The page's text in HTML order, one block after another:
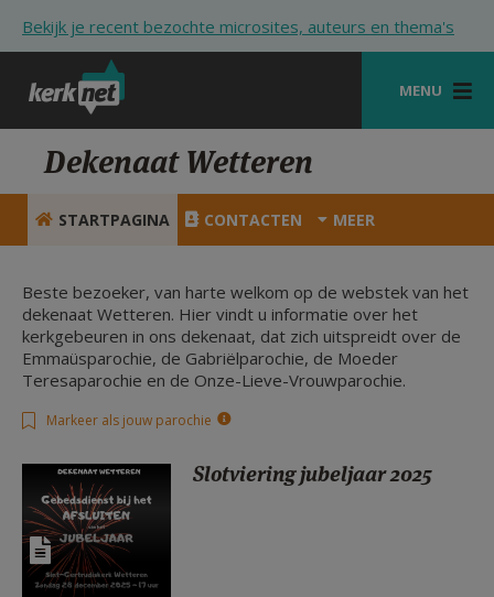
Bekijk je recent bezochte microsites, auteurs en thema's
MENU
STARTPAGINA
VIERINGEN
SHOP
ZOEKEN
HULP
STARTPAGINA PORTAAL
MIJN PAROCHIE
AANMELDEN OF REGISTREREN
Dekenaat Wetteren
STARTPAGINA CONTACTEN MEER
Beste bezoeker, van harte welkom op de webstek van het
dekenaat Wetteren. Hier vindt u informatie over het
kerkgebeuren in ons dekenaat, dat zich uitspreidt over de
Emmaüsparochie, de Gabriëlparochie, de Moeder
Teresaparochie en de Onze-Lieve-Vrouwparochie.
Markeer als jouw parochie
Slotviering jubeljaar 2025